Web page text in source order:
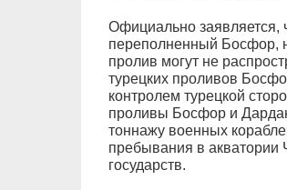
Официально заявляется,
переполненный Босфор,
пролив могут не
турецких проливов
контролем турецкой
проливы Босфор и
тоннажу военных
пребывания в акватории
государств.